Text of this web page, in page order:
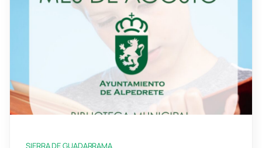
SIERRA DE GUADARRAMA